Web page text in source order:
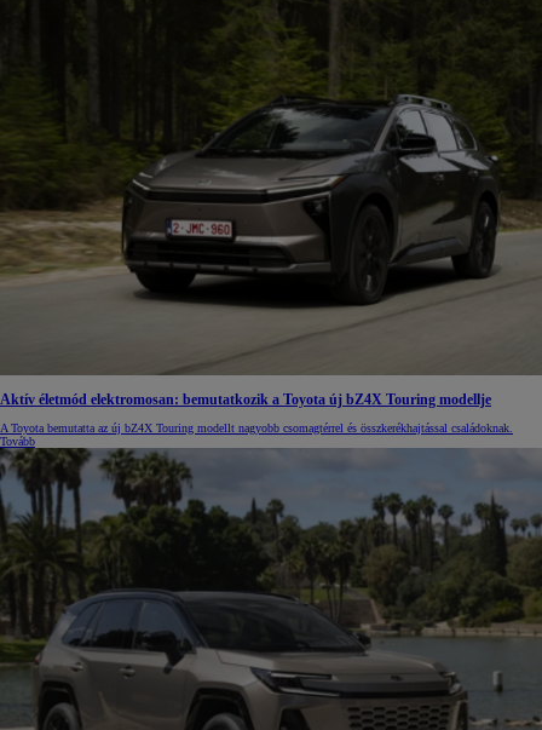
Aktív életmód elektromosan: bemutatkozik a Toyota új bZ4X Touring modellje
A Toyota bemutatta az új bZ4X Touring modellt nagyobb csomagtérrel és összkerékhajtással családoknak.
Tovább